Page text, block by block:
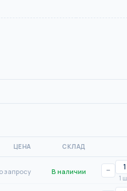
ЦЕНА СКЛАД
запросу В наличии −
1